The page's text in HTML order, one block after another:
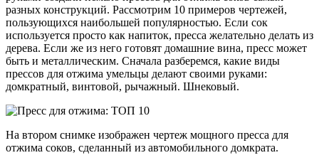
разных конструкций. Рассмотрим 10 примеров чертежей,
пользующихся наибольшей популярностью. Если сок
используется просто как напиток, пресса желательно делать из
дерева. Если же из него готовят домашние вина, пресс может
быть и металлическим. Сначала разберемся, какие виды
прессов для отжима умельцы делают своими руками:
домкратный, винтовой, рычажный. Шнековый.
На втором снимке изображен чертеж мощного пресса для
отжима соков, сделанный из автомобильного домкрата.